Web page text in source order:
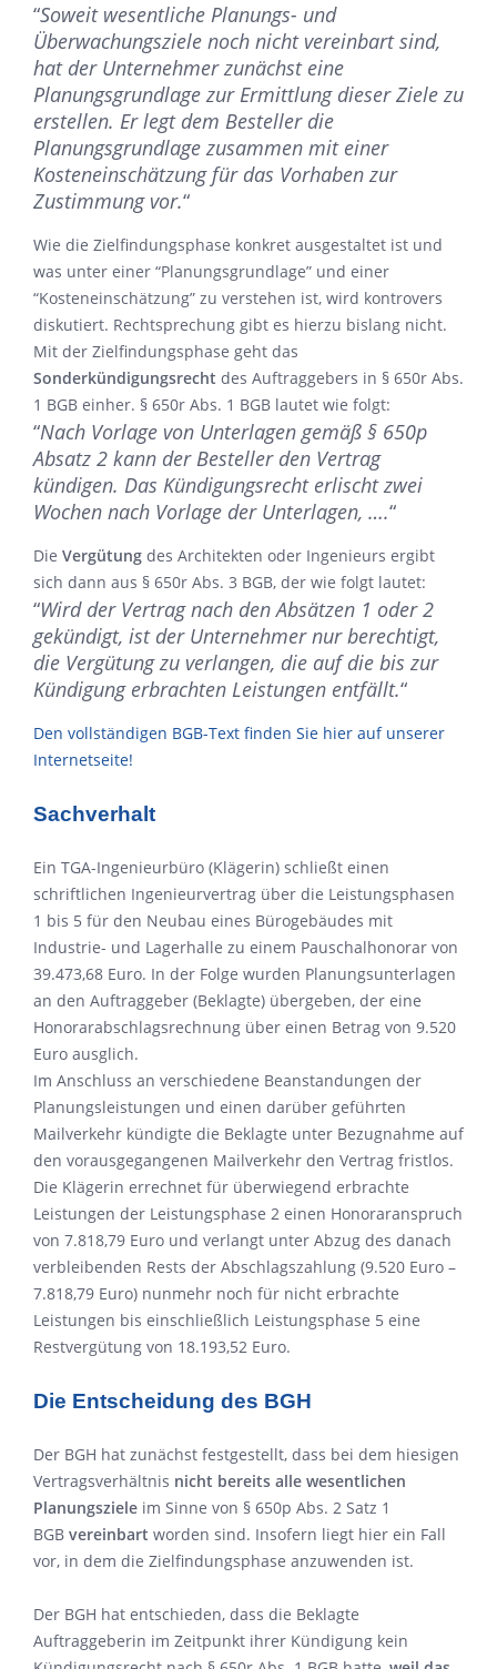
“Soweit wesentliche Planungs- und
Überwachungsziele noch nicht vereinbart sind,
hat der Unternehmer zunächst eine
Planungsgrundlage zur Ermittlung dieser Ziele zu
erstellen. Er legt dem Besteller die
Planungsgrundlage zusammen mit einer
Kosteneinschätzung für das Vorhaben zur
Zustimmung vor.“
Wie die Zielfindungsphase konkret ausgestaltet ist und
was unter einer “Planungsgrundlage” und einer
“Kosteneinschätzung” zu verstehen ist, wird kontrovers
diskutiert. Rechtsprechung gibt es hierzu bislang nicht.
Mit der Zielfindungsphase geht das
Sonderkündigungsrecht des Auftraggebers in § 650r Abs.
1 BGB einher. § 650r Abs. 1 BGB lautet wie folgt:
“Nach Vorlage von Unterlagen gemäß § 650p
Absatz 2 kann der Besteller den Vertrag
kündigen. Das Kündigungsrecht erlischt zwei
Wochen nach Vorlage der Unterlagen, ….“
Die Vergütung des Architekten oder Ingenieurs ergibt
sich dann aus § 650r Abs. 3 BGB, der wie folgt lautet:
“Wird der Vertrag nach den Absätzen 1 oder 2
gekündigt, ist der Unternehmer nur berechtigt,
die Vergütung zu verlangen, die auf die bis zur
Kündigung erbrachten Leistungen entfällt.“
Den vollständigen BGB-Text finden Sie hier auf unserer
Internetseite!
Sachverhalt
Ein TGA-Ingenieurbüro (Klägerin) schließt einen
schriftlichen Ingenieurvertrag über die Leistungsphasen
1 bis 5 für den Neubau eines Bürogebäudes mit
Industrie- und Lagerhalle zu einem Pauschalhonorar von
39.473,68 Euro. In der Folge wurden Planungsunterlagen
an den Auftraggeber (Beklagte) übergeben, der eine
Honorarabschlagsrechnung über einen Betrag von 9.520
Euro ausglich.
Im Anschluss an verschiedene Beanstandungen der
Planungsleistungen und einen darüber geführten
Mailverkehr kündigte die Beklagte unter Bezugnahme auf
den vorausgegangenen Mailverkehr den Vertrag fristlos.
Die Klägerin errechnet für überwiegend erbrachte
Leistungen der Leistungsphase 2 einen Honoraranspruch
von 7.818,79 Euro und verlangt unter Abzug des danach
verbleibenden Rests der Abschlagszahlung (9.520 Euro –
7.818,79 Euro) nunmehr noch für nicht erbrachte
Leistungen bis einschließlich Leistungsphase 5 eine
Restvergütung von 18.193,52 Euro.
Die Entscheidung des BGH
Der BGH hat zunächst festgestellt, dass bei dem hiesigen
Vertragsverhältnis nicht bereits alle wesentlichen
Planungsziele im Sinne von § 650p Abs. 2 Satz 1
BGB vereinbart worden sind. Insofern liegt hier ein Fall
vor, in dem die Zielfindungsphase anzuwenden ist.
Der BGH hat entschieden, dass die Beklagte
Auftraggeberin im Zeitpunkt ihrer Kündigung kein